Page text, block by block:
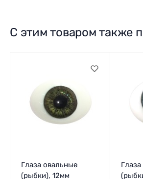
С этим товаром также
Глаза овальные
(рыбки), 12мм